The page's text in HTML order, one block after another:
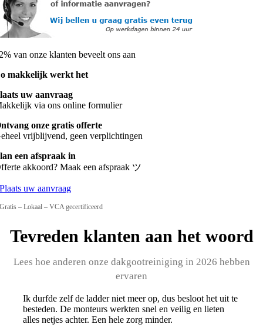
van onze klanten beveelt ons aan
makkelijk werkt het
uw aanvraag
via ons online formulier
onze gratis offerte
vrijblijvend, geen verplichtingen
een afspraak in
akkoord? Maak een afspraak ツ
Plaats uw aanvraag
Gratis – Lokaal – VCA gecertificeerd
Tevreden klanten aan het woord
Lees hoe anderen onze dakgootreiniging in 2026 hebben
ervaren
Ik durfde zelf de ladder niet meer op, dus besloot het uit te
besteden. De monteurs werkten snel en veilig en lieten
alles netjes achter. Een hele zorg minder.